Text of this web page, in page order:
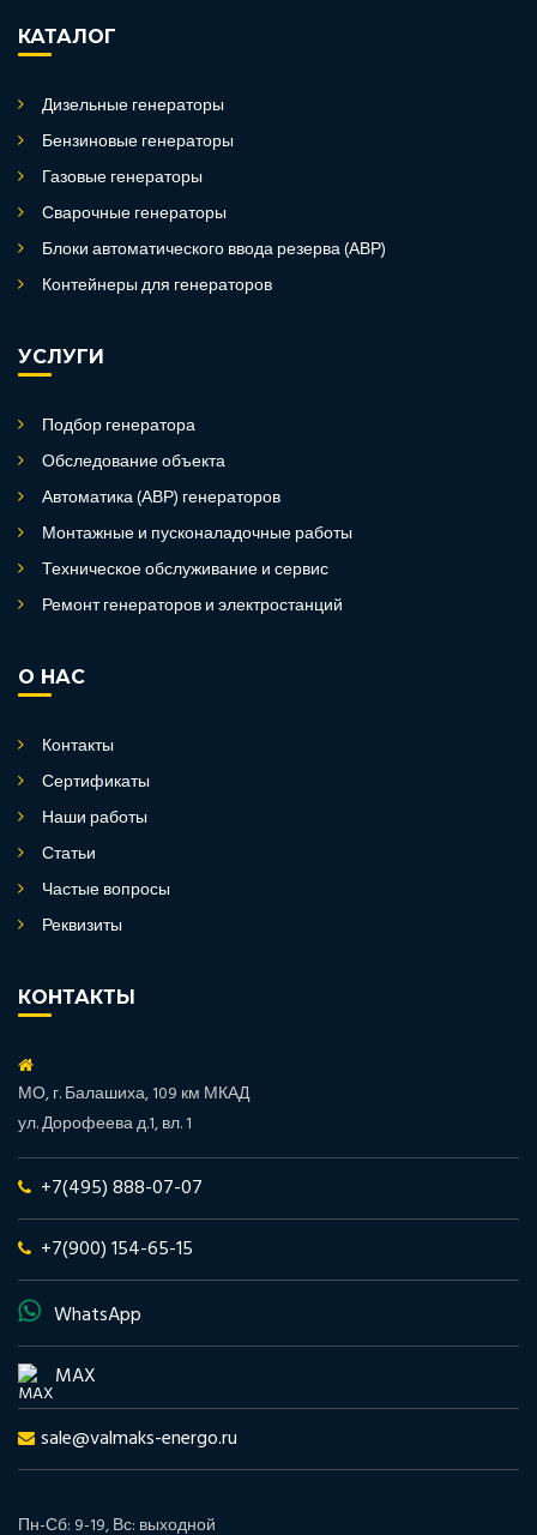
КАТАЛОГ
Дизельные генераторы
Бензиновые генераторы
Газовые генераторы
Сварочные генераторы
Блоки автоматического ввода резерва (АВР)
Контейнеры для генераторов
УСЛУГИ
Подбор генератора
Обследование объекта
Автоматика (АВР) генераторов
Монтажные и пусконаладочные работы
Техническое обслуживание и сервис
Ремонт генераторов и электростанций
О НАС
Контакты
Сертификаты
Наши работы
Статьи
Частые вопросы
Реквизиты
КОНТАКТЫ
МО, г. Балашиха, 109 км МКАД
ул. Дорофеева д.1, вл. 1
+7(495) 888-07-07
+7(900) 154-65-15
WhatsApp
MAX
sale@valmaks-energo.ru
Пн-Сб: 9-19, Вс: выходной